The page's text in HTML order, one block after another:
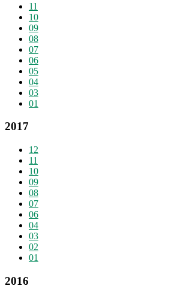
11
10
09
08
07
06
05
04
03
01
2017
12
11
10
09
08
07
06
04
03
02
01
2016